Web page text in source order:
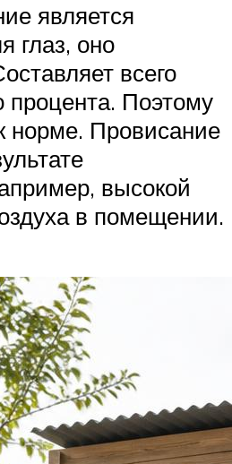
является
глаз, оно
всего
процента. Поэтому
норме. Провисание
высокой
в помещении.